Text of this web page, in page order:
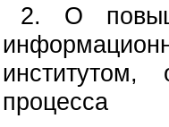
2. О
институтом,
процесса